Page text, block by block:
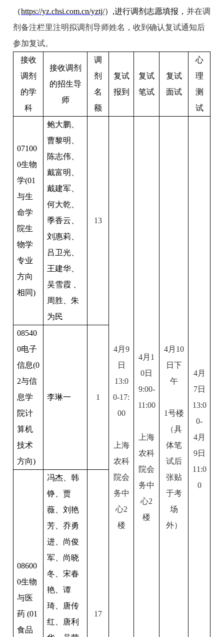
（https://yz.chsi.com.cn/yztj/）,进行调剂志愿填报，并在调
剂备注栏里注明拟调剂导师姓名 ，收到确认复试通知后
参加复试。
接收
调剂
的学
科
接收调剂
的招生导
师
调
剂
名
额
复试
报到
复试
笔试
复试
面试
心
理
测
试
07100
0生物
学(01
与生
命学
院生
物学
专业
方向
相同)
鲍大鹏、
曹黎明、
陈志伟、
戴富明、
戴建军、
何大乾、
季香云、
刘惠莉、
吕卫光、
王建华、
吴雪霞 、
周胜、朱
为民
13
4月9
日
13:0
0-17:
00
上海
农科
院会
务中
心2
楼
4月1
0日
9:00-
11:00
上海
农科
院会
务中
心2
楼
4月10
日下
午
1号楼
（具
体笔
试后
张贴
于考
场
外）
4月
7日
13:0
0-
4月
9日
11:0
0
08540
0电子
信息(0
2与信
息学
院计
算机
技术
方向)
李琳一 1
08600
0生物
与医
药 (01
食品
冯杰、韩
铮、贾
薇、刘艳
芳、乔勇
进、尚俊
军、尚晓
冬、宋春
艳、谭
琦、唐传
红、唐利
17